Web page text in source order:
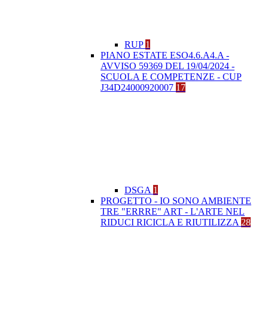
RUP 1
PIANO ESTATE ESO4.6.A4.A -
AVVISO 59369 DEL 19/04/2024 -
SCUOLA E COMPETENZE - CUP
J34D24000920007 17
DSGA 1
PROGETTO - IO SONO AMBIENTE
TRE "ERRRE" ART - L'ARTE NEL
RIDUCI RICICLA E RIUTILIZZA 28